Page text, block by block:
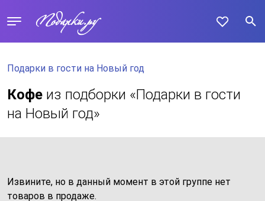
Подарки в гости на Новый год
Кофе из подборки «Подарки в гости
на Новый год»
Извините, но в данный момент в этой группе нет
товаров в продаже.